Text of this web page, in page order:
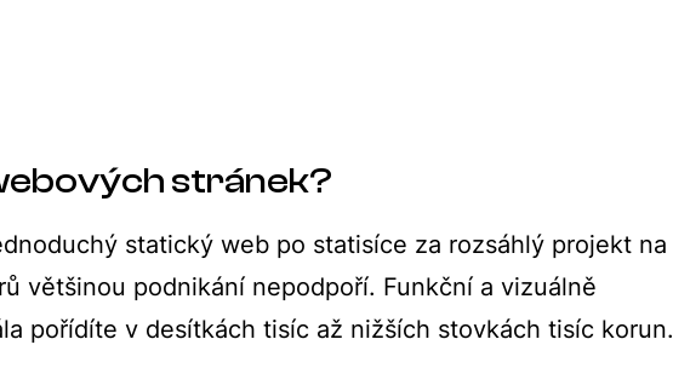
stránek?
statický web po statisíce za rozsáhlý projekt na
většinou podnikání nepodpoří. Funkční a vizuálně
pořídíte v desítkách tisíc až nižších stovkách tisíc korun.